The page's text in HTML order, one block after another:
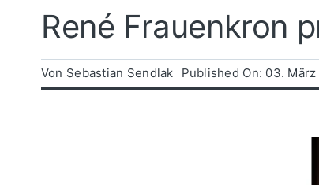
René Frauenkron
Von Sebastian Sendlak Published On: 03.